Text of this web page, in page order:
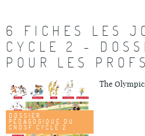
6 FICHES LES
CYCLE 2 -
POUR LES PROFS
DOSSIER
PÉDAGOGIQUE DU
CNOSF CYCLE 2
The